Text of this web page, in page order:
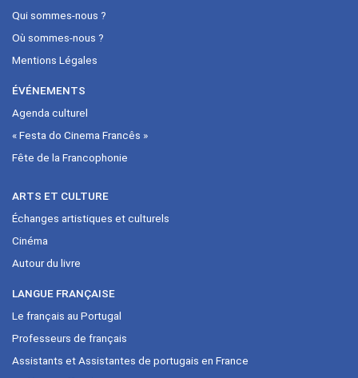
Qui sommes-nous ?
Où sommes-nous ?
Mentions Légales
ÉVÉNEMENTS
Agenda culturel
« Festa do Cinema Francês »
Fête de la Francophonie
ARTS ET CULTURE
Échanges artistiques et culturels
Cinéma
Autour du livre
LANGUE FRANÇAISE
Le français au Portugal
Professeurs de français
Assistants et Assistantes de portugais en France